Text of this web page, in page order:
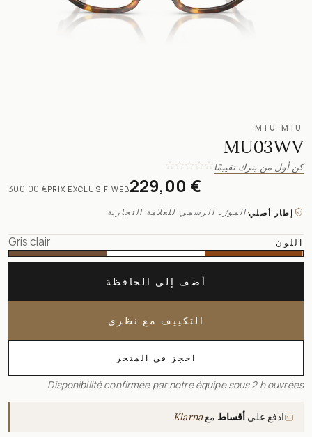
MIU MIU
MU03WV
كن أول من يترك تقييمًا
300,00 €PRIX EXCLUSIF WEB229,00 €
إطار أصلي·المورّد الرسمي للعلامة التجارية
اللون Gris clair
أضف إلى الحافظة
التكييف مع نظري
احجز في المتجر
Disponibilité confirmée par notre équipe sous 2 h ouvrées
ادفع على أقساط معKlarna